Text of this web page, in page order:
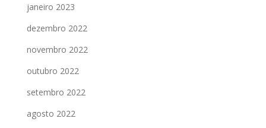
janeiro 2023
dezembro 2022
novembro 2022
outubro 2022
setembro 2022
agosto 2022